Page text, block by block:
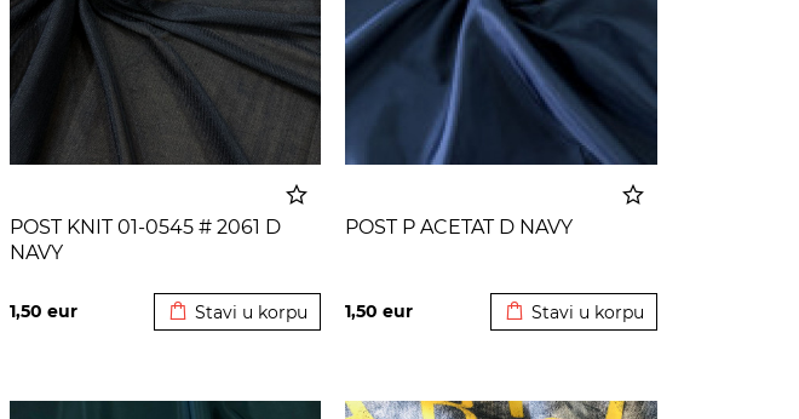
POST KNIT 01-0545 # 2061 D
NAVY
1,50 eur Stavi u korpu
POST P ACETAT D NAVY
1,50eur Stavi u korpu